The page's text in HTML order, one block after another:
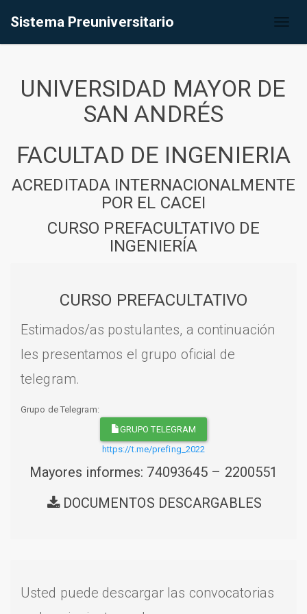
Sistema Preuniversitario
UNIVERSIDAD MAYOR DE
SAN ANDRÉS
FACULTAD DE INGENIERIA
ACREDITADA INTERNACIONALMENTE
POR EL CACEI
CURSO PREFACULTATIVO DE
INGENIERÍA
CURSO PREFACULTATIVO
Estimados/as postulantes, a continuación
les presentamos el grupo oficial de
telegram.
Grupo de Telegram:
GRUPO TELEGRAM
https://t.me/prefing_2022
Mayores informes: 74093645 – 2200551
DOCUMENTOS DESCARGABLES
Usted puede descargar las convocatorias